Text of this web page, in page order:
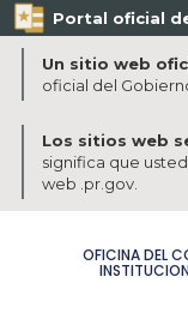
Portal oficial
Un sitio web
oficial del
Los sitios web
significa que
web .pr.gov.
OFICINA DEL